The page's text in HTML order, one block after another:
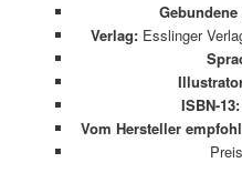
Verlag:Esslinger
ISBN-13:
Vom Hersteller